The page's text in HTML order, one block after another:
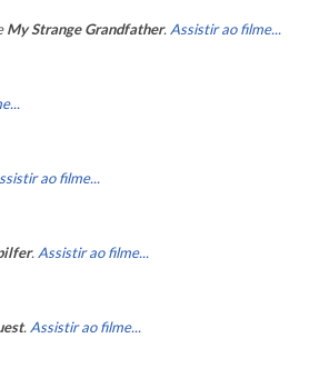
My Strange Grandfather. Assistir ao filme...
ao filme...
. Assistir ao filme...
. Assistir ao filme...